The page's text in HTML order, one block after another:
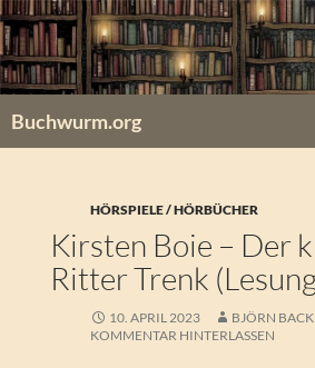
Zum
Inhalt
springen
Buchwurm.org
HÖRSPIELE / HÖRBÜCHER
Kirsten Boie – Der
Ritter Trenk
10. APRIL 2023
BJÖRN
KOMMENTAR HINTERLASSEN